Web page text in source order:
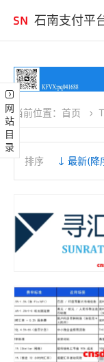
石南支付平
网站目录 当前位置： 首页
排序 最新(降